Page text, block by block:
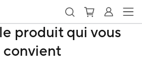
produit qui vous
convient